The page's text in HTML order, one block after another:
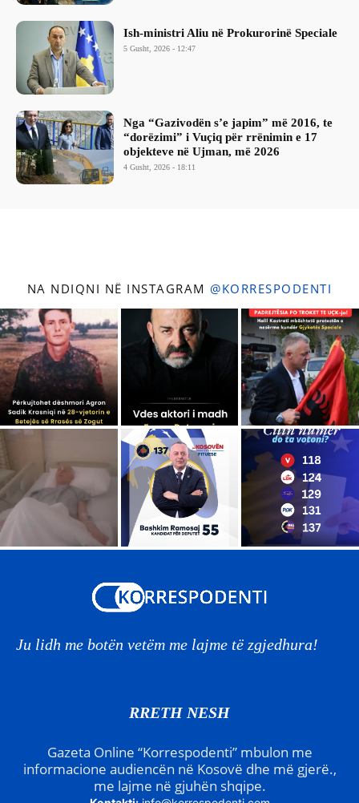
Ish-ministri ​Aliu në Prokurorinë Speciale
5 Gusht, 2026 - 12:47
Nga “Gazivodën s’e japim” më 2016, te
“dorëzimi” i Vuçiq për rrënimin e 17
objekteve në Ujman, më 2026
4 Gusht, 2026 - 18:11
NA NDIQNI NË INSTAGRAM @KORRESPODENTI
Ju lidh me botën vetëm me lajme të zgjedhura!
RRETH NESH
Gazeta Online “Korrespodenti” mbulon me
informacione audiencën në Kosovë dhe më gjerë.,
me lajme në gjuhën shqipe.